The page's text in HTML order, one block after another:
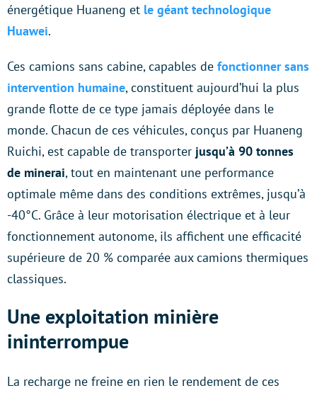
énergétique Huaneng et le géant technologique
Huawei.
Ces camions sans cabine, capables de fonctionner sans
intervention humaine, constituent aujourd’hui la plus
grande flotte de ce type jamais déployée dans le
monde. Chacun de ces véhicules, conçus par Huaneng
Ruichi, est capable de transporter jusqu’à 90 tonnes
de minerai, tout en maintenant une performance
optimale même dans des conditions extrêmes, jusqu’à
-40°C. Grâce à leur motorisation électrique et à leur
fonctionnement autonome, ils affichent une efficacité
supérieure de 20 % comparée aux camions thermiques
classiques.
Une exploitation minière
ininterrompue
La recharge ne freine en rien le rendement de ces